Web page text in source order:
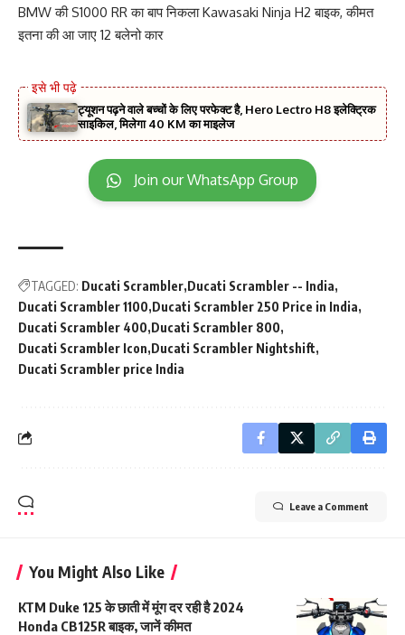
BMW की S1000 RR का बाप निकला Kawasaki Ninja H2 बाइक, कीमत
इतना की आ जाए 12 बलेनो कार
ट्यूशन पढ़ने वाले बच्चों के लिए परफेक्ट है, Hero Lectro H8 इलेक्ट्रिक
साइकिल, मिलेगा 40 KM का माइलेज
Join our WhatsApp Group
TAGGED: Ducati Scrambler Ducati Scrambler -- India
Ducati Scrambler 1100 Ducati Scrambler 250 Price in India
Ducati Scrambler 400 Ducati Scrambler 800
Ducati Scrambler Icon Ducati Scrambler Nightshift
Ducati Scrambler price India
Leave a Comment
You Might Also Like
KTM Duke 125 के छाती में मूंग दर रही है 2024
Honda CB125R बाइक, जानें कीमत